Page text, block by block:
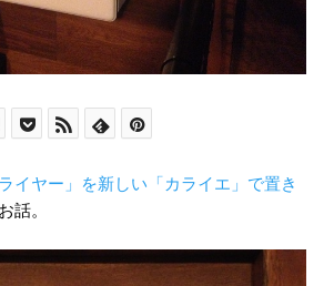
イヤー」を新しい「カライエ」で置き
話。